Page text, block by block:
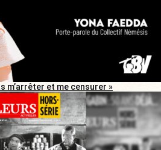
m’arrêter et me censurer »